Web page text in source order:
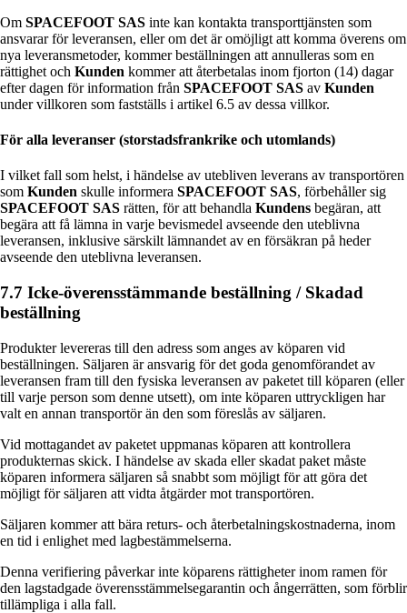
Om SPACEFOOT SAS inte kan kontakta transporttjänsten som
ansvarar för leveransen, eller om det är omöjligt att komma överens om
nya leveransmetoder, kommer beställningen att annulleras som en
rättighet och Kunden kommer att återbetalas inom fjorton (14) dagar
efter dagen för information från SPACEFOOT SAS av Kunden
under villkoren som fastställs i artikel 6.5 av dessa villkor.
För alla leveranser (storstadsfrankrike och utomlands)
I vilket fall som helst, i händelse av utebliven leverans av transportören
som Kunden skulle informera SPACEFOOT SAS, förbehåller sig
SPACEFOOT SAS rätten, för att behandla Kundens begäran, att
begära att få lämna in varje bevismedel avseende den uteblivna
leveransen, inklusive särskilt lämnandet av en försäkran på heder
avseende den uteblivna leveransen.
7.7 Icke-överensstämmande beställning / Skadad
beställning
Produkter levereras till den adress som anges av köparen vid
beställningen. Säljaren är ansvarig för det goda genomförandet av
leveransen fram till den fysiska leveransen av paketet till köparen (eller
till varje person som denne utsett), om inte köparen uttryckligen har
valt en annan transportör än den som föreslås av säljaren.
Vid mottagandet av paketet uppmanas köparen att kontrollera
produkternas skick. I händelse av skada eller skadat paket måste
köparen informera säljaren så snabbt som möjligt för att göra det
möjligt för säljaren att vidta åtgärder mot transportören.
Säljaren kommer att bära returs- och återbetalningskostnaderna, inom
en tid i enlighet med lagbestämmelserna.
Denna verifiering påverkar inte köparens rättigheter inom ramen för
den lagstadgade överensstämmelsegarantin och ångerrätten, som förblir
tillämpliga i alla fall.